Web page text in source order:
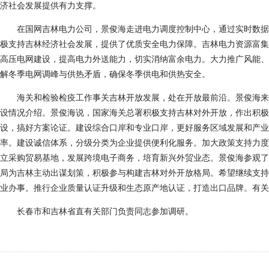
济社会发展提供有力支撑。
在国网吉林电力公司，景俊海走进电力调度控制中心，通过实时数
极支持吉林经济社会发展，提供了优质安全电力保障。吉林电力资源富
高压电网建设，提高电力外送能力，切实消纳富余电力。大力推广风能
解冬季电网调峰与供热矛盾，确保冬季供电和供热安全。
海关和检验检疫工作事关吉林开放发展，处在开放最前沿。景俊海
设情况介绍。景俊海说，国家海关总署积极支持吉林对外开放，作出积
设，搞好方案论证。建设综合口岸和专业口岸，更好服务区域发展和产
率。建设诚信体系，分级分类为企业提供便利化服务。加大政策支持力
立采购贸易基地，发展跨境电子商务，培育新兴外贸业态。景俊海参观
局为吉林主动出谋划策，积极参与构建吉林对外开放格局。希望继续支
业办事。推行企业质量认证升级和生态原产地认证，打造出口品牌。有
长春市和吉林省直有关部门负责同志参加调研。